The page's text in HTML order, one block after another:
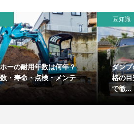
ーの耐用年数は何年？
・寿命・点検・メンテ
豆知識
ダン
格の目
で徹...